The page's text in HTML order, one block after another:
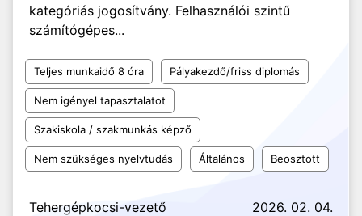
kategóriás jogosítvány. Felhasználói szintű
számítógépes...
Teljes munkaidő 8 óra Pályakezdő/friss diplomás
Nem igényel tapasztalatot
Szakiskola / szakmunkás képző
Nem szükséges nyelvtudás Általános Beosztott
Tehergépkocsi-vezető 2026. 02. 04.